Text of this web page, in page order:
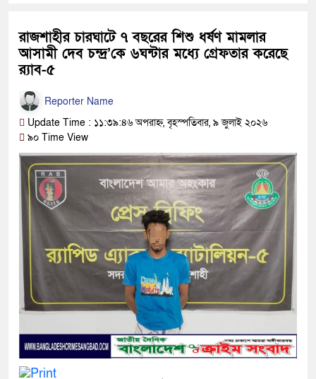
রাজশাহীর চারঘাটে ৭ বছরের শিশু ধর্ষণ মামলার
আসামী দেব চন্দ্র’কে ৬ঘন্টার মধ্যে গ্রেফতার করেছে
র‍্যাব-৫
Reporter Name
Update Time : ১১:৩৯:৪৬ অপরাহ্ন, বৃহস্পতিবার, ৯ জুলাই ২০২৬
৯০ Time View